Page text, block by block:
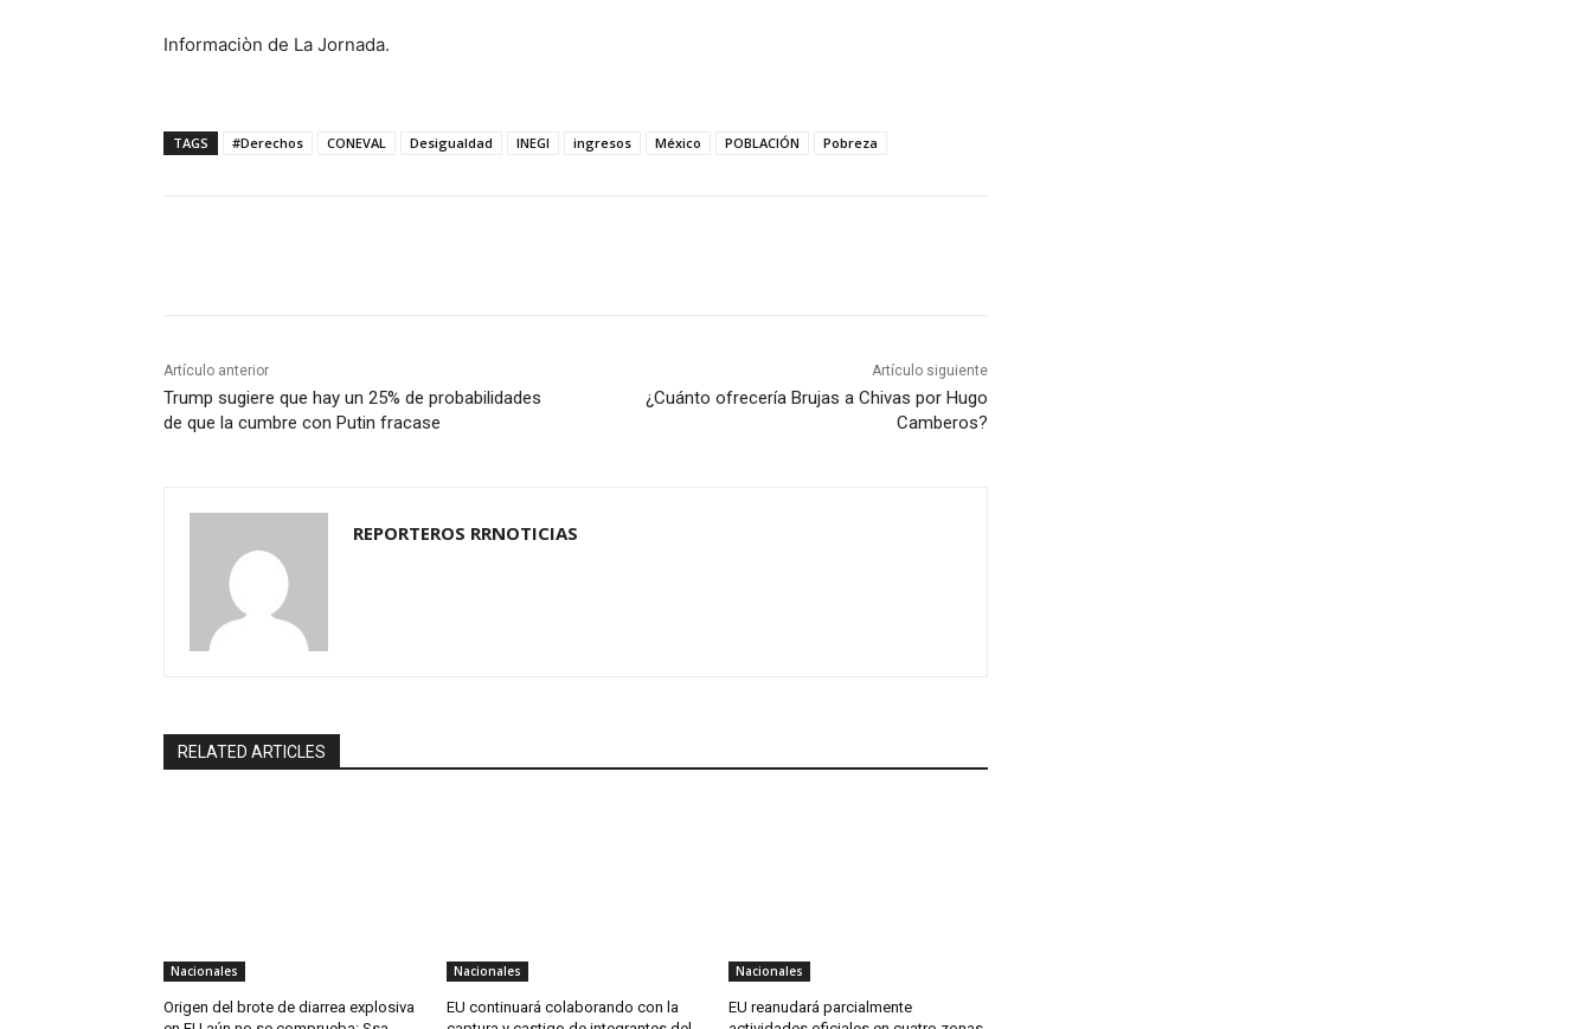
Informaciòn de La Jornada.
TAGS #Derechos CONEVAL Desigualdad INEGI ingresos México POBLACIÓN Pobreza
Artículo anterior
Trump sugiere que hay un 25% de probabilidades
de que la cumbre con Putin fracase
Artículo siguiente
¿Cuánto ofrecería Brujas a Chivas por Hugo
Camberos?
REPORTEROS RRNOTICIAS
RELATED ARTICLES
Nacionales
Origen del brote de diarrea explosiva
Nacionales
EU continuará colaborando con la
Nacionales
EU reanudará parcialmente